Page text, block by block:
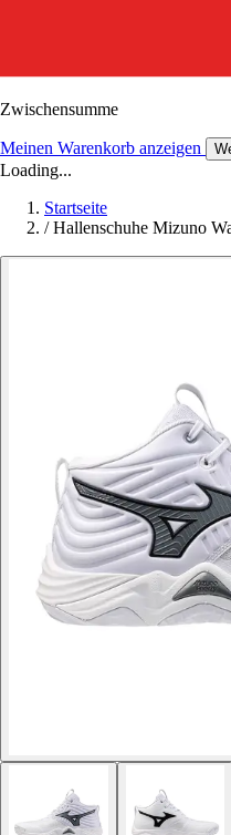
Zwischensumme
Meinen Warenkorb anzeigen
Loading...
Startseite
/ Hallenschuhe Mizuno